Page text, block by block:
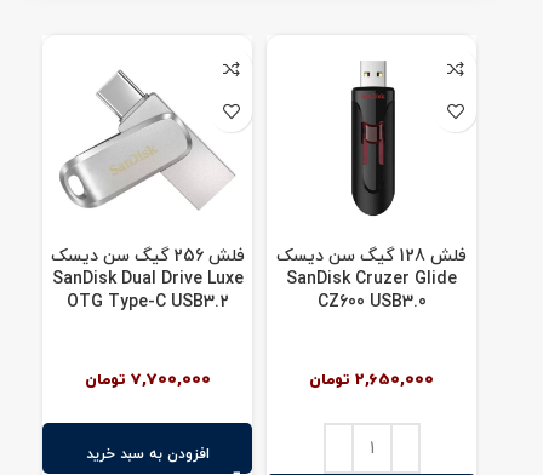
فلش 128 گیگ سن دیسک
SanDisk Cruzer Glide
CZ600 USB3.0
2,650,000 تومان
فلش 256 گیگ سن دیسک
SanDisk Dual Drive Luxe
OTG Type-C USB3.2
7,700,000 تومان
افزودن به سبد خرید